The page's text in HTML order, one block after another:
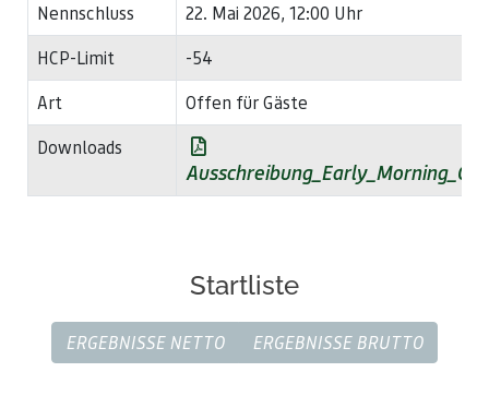
Nennschluss
22. Mai 2026, 12:00 Uhr
HCP-Limit
-54
Art
Offen für Gäste
Downloads
Startliste
ERGEBNISSE NETTO ERGEBNISSE BRUTTO